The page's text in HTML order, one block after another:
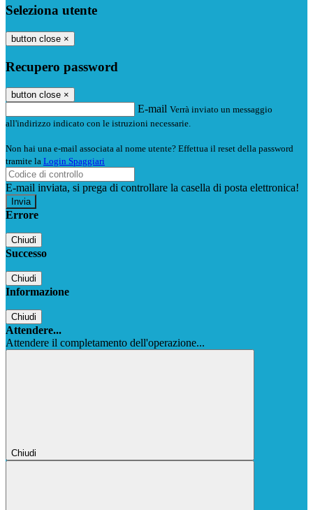
Seleziona utente
button close ×
Recupero password
button close ×
E-mail Verrà inviato un messaggio
all'indirizzo indicato con le istruzioni necessarie.
Non hai una e-mail associata al nome utente? Effettua il reset della password
tramite la Login Spaggiari
E-mail inviata, si prega di controllare la casella di posta elettronica!
Errore
Chiudi
Successo
Chiudi
Informazione
Chiudi
Attendere...
Attendere il completamento dell'operazione...
Chiudi